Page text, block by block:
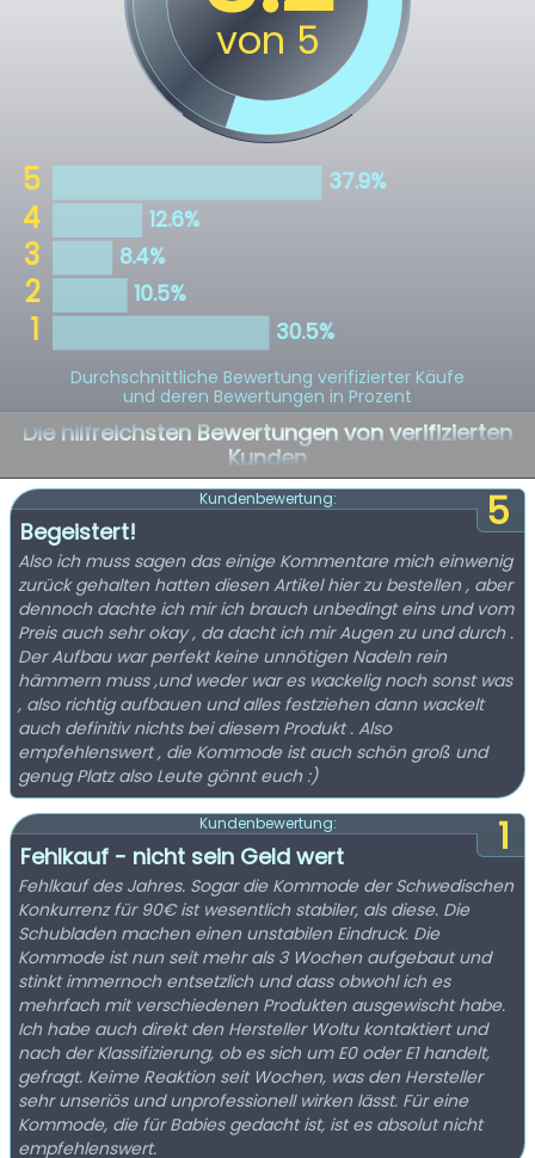
Durchschnittliche Bewertung verifizierter Käufe
und deren Bewertungen in Prozent
Die hilfreichsten Bewertungen von verifizierten
Kunden
5
Kundenbewertung:
Begeistert!
Also ich muss sagen das einige Kommentare mich einwenig
zurück gehalten hatten diesen Artikel hier zu bestellen , aber
dennoch dachte ich mir ich brauch unbedingt eins und vom
Preis auch sehr okay , da dacht ich mir Augen zu und durch .
Der Aufbau war perfekt keine unnötigen Nadeln rein
hämmern muss ,und weder war es wackelig noch sonst was
, also richtig aufbauen und alles festziehen dann wackelt
auch definitiv nichts bei diesem Produkt . Also
empfehlenswert , die Kommode ist auch schön groß und
genug Platz also Leute gönnt euch :)
1
Kundenbewertung:
Fehlkauf - nicht sein Geld wert
Fehlkauf des Jahres. Sogar die Kommode der Schwedischen
Konkurrenz für 90€ ist wesentlich stabiler, als diese. Die
Schubladen machen einen unstabilen Eindruck. Die
Kommode ist nun seit mehr als 3 Wochen aufgebaut und
stinkt immernoch entsetzlich und dass obwohl ich es
mehrfach mit verschiedenen Produkten ausgewischt habe.
Ich habe auch direkt den Hersteller Woltu kontaktiert und
nach der Klassifizierung, ob es sich um E0 oder E1 handelt,
gefragt. Keime Reaktion seit Wochen, was den Hersteller
sehr unseriös und unprofessionell wirken lässt. Für eine
Kommode, die für Babies gedacht ist, ist es absolut nicht
empfehlenswert.